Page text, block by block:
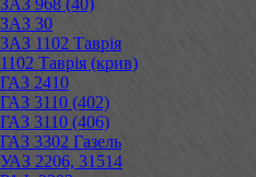
ЗАЗ 30
ЗАЗ 1102 Таврія
1102 Таврія (крив)
ГАЗ 2410
ГАЗ 3110 (402)
ГАЗ 3110 (406)
ГАЗ 3302 Газель
УАЗ 2206, 31514